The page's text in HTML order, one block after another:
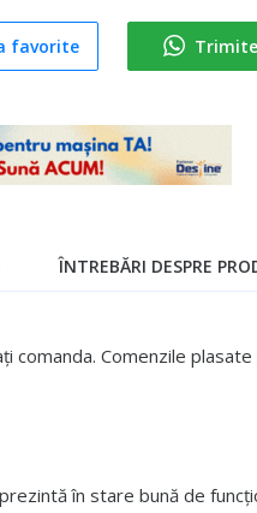
favorite
comanda. Comenzile
în stare bună de
ÎNTREBĂRI DESPRE